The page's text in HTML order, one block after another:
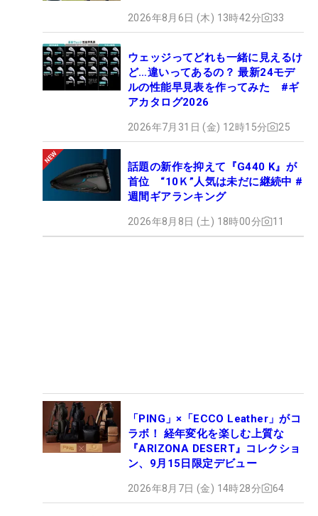
2026年8月6日 (木) 13時42分 33
ウェッジってどれも一緒に見えるけ
ど…違いってあるの？ 最新24モデ
ルの性能早見表を作ってみた #ギ
アカタログ2026
2026年7月31日 (金) 12時15分 25
話題の新作を抑えて『G440 K』が
首位 “10Ｋ”人気は未だに継続中 #
週間ギアランキング
2026年8月8日 (土) 18時00分 11
「PING」×「ECCO Leather」がコ
ラボ！ 経年変化を楽しむ上質な
『ARIZONA DESERT』コレクショ
ン、9月15日限定デビュー
2026年8月7日 (金) 14時28分 64